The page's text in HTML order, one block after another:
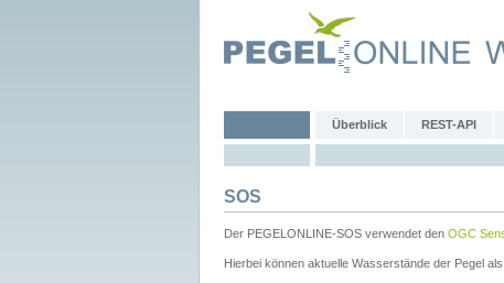
Überblick REST-API
SOS
Der PEGELONLINE-SOS verwendet den OGC
Hierbei können aktuelle Wasserstände der Pegel